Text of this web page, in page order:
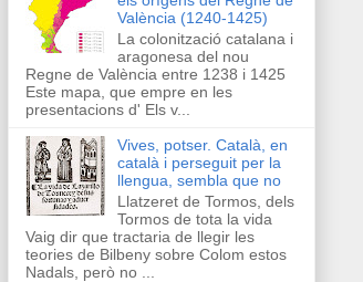
València (1240-1425)
La colonització catalana i
aragonesa del nou
Regne de València entre 1238 i 1425
Este mapa, que empre en les
presentacions d' Els v...
Vives, potser. Català, en
català i perseguit per la
llengua, sembla que no
Llatzeret de Tormos, dels
Tormos de tota la vida
Vaig dir que tractaria de llegir les
teories de Bilbeny sobre Colom estos
Nadals, però no ...